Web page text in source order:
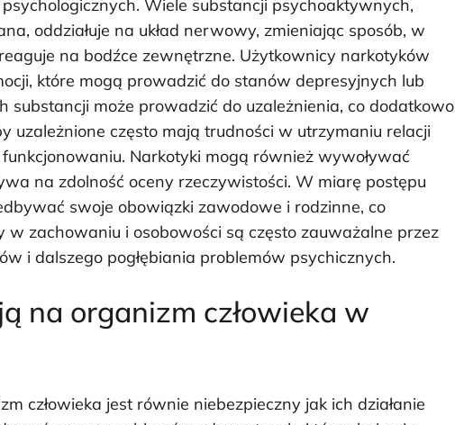
Wiele substancji psychoaktywnych,
oddziałuje na układ nerwowy, zmieniając sposób, w
na bodźce zewnętrzne. Użytkownicy narkotyków
które mogą prowadzić do stanów depresyjnych lub
substancji może prowadzić do uzależnienia, co dodatkowo
uzależnione często mają trudności w utrzymaniu relacji
Narkotyki mogą również wywoływać
na zdolność oceny rzeczywistości. W miarę postępu
swoje obowiązki zawodowe i rodzinne, co
w zachowaniu i osobowości są często zauważalne przez
i dalszego pogłębiania problemów psychicznych.
na organizm człowieka w
człowieka jest równie niebezpieczny jak ich działanie